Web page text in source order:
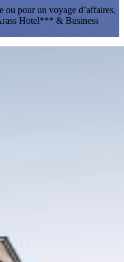
ou pour un voyage d’affaires,
Hotel*** & Business